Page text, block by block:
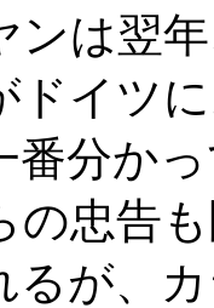
は翌
ドイツ
番分か
の忠告
るが、